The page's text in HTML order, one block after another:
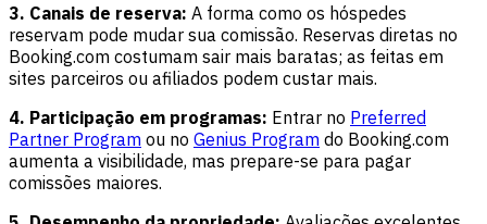
3. Canais de reserva: A forma como os hóspedes
reservam pode mudar sua comissão. Reservas diretas no
Booking.com costumam sair mais baratas; as feitas em
sites parceiros ou afiliados podem custar mais.
4. Participação em programas: Entrar no Preferred
Partner Program ou no Genius Program do Booking.com
aumenta a visibilidade, mas prepare-se para pagar
comissões maiores.